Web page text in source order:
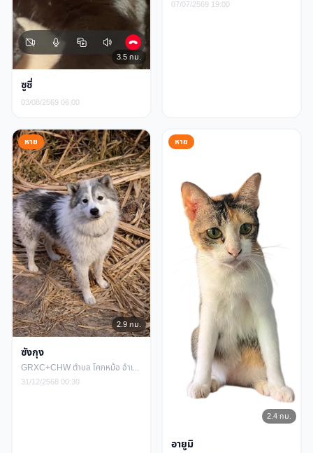
3.5 กม.
ซูซี่
03/08/2569 06:00
07/07/2569 19:00
หาย
2.9 กม.
ซังกุง
GRXC+CHW ตำบล โคกหม้อ อำเภอเมืองราชบุรี ราชบุรี
31/12/2568 00:30
หาย
2.4 กม.
อายูมิ